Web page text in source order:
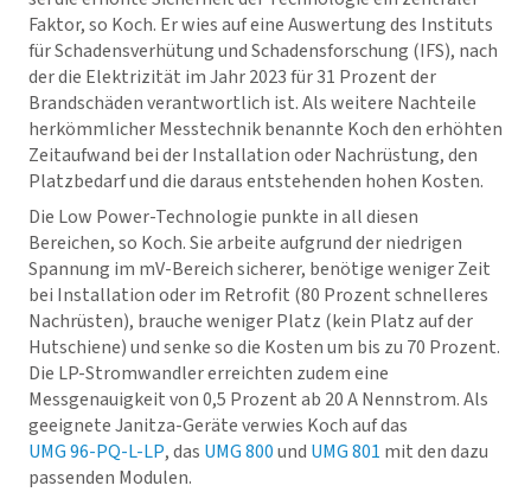
Faktor, so Koch. Er wies auf eine Auswertung des Instituts
für Schadensverhütung und Schadensforschung (IFS), nach
der die Elektrizität im Jahr 2023 für 31 Prozent der
Brandschäden verantwortlich ist. Als weitere Nachteile
herkömmlicher Messtechnik benannte Koch den erhöhten
Zeitaufwand bei der Installation oder Nachrüstung, den
Platzbedarf und die daraus entstehenden hohen Kosten.
Die Low Power-Technologie punkte in all diesen
Bereichen, so Koch. Sie arbeite aufgrund der niedrigen
Spannung im mV-Bereich sicherer, benötige weniger Zeit
bei Installation oder im Retrofit (80 Prozent schnelleres
Nachrüsten), brauche weniger Platz (kein Platz auf der
Hutschiene) und senke so die Kosten um bis zu 70 Prozent.
Die LP-Stromwandler erreichten zudem eine
Messgenauigkeit von 0,5 Prozent ab 20 A Nennstrom. Als
geeignete Janitza-Geräte verwies Koch auf das
UMG 96-PQ-L-LP, das UMG 800und UMG 801 mit den dazu
passenden Modulen.